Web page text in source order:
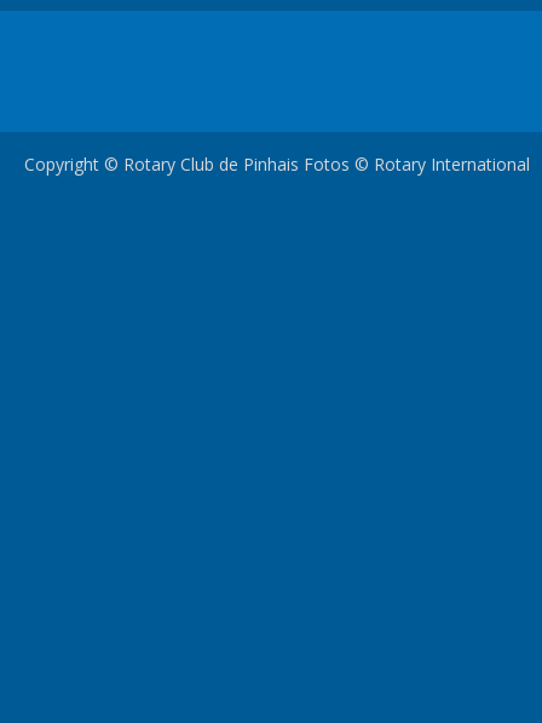
Copyright © Rotary Club de Pinhais Fotos © Rotary International